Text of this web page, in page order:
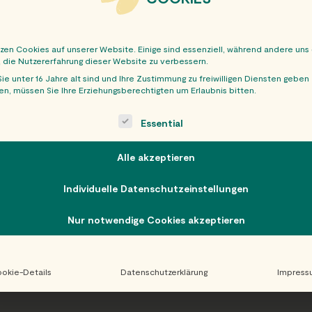
Cookies auf unserer Website. Einige sind essenziell, während andere uns
Nutzererfahrung dieser Website zu verbessern.
unter 16 Jahre alt sind und Ihre Zustimmung zu freiwilligen Diensten geben
müssen Sie Ihre Erziehungsberechtigten um Erlaubnis bitten.
is a list of service groups for which consent can be
Essential
Alle akzeptieren
Individuelle Datenschutzeinstellungen
Nur notwendige Cookies akzeptieren
Details Datenschutzerklärung